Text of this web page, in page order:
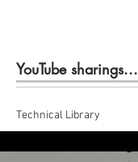
YouTube sharings...
Technical Library